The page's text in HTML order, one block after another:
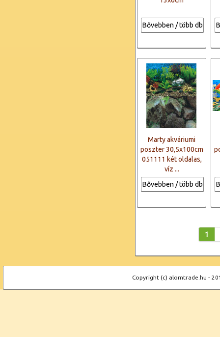
Bővebben / több db
Marty akváriumi
poszter 30,5x100cm
051111 két oldalas,
víz ...
Bővebben / több db
1
Copyright (c) alomtrade.hu -